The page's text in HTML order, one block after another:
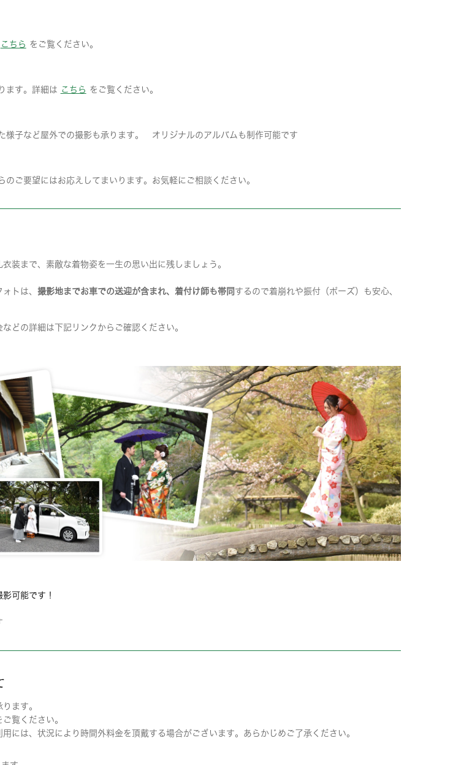
こちら をご覧ください。
ます。詳細は こちら をご覧ください。
様子など屋外での撮影も承ります。 オリジナルのアルバムも制作可能です
のご要望にはお応えしてまいります。お気軽にご相談ください。
装まで、素敵な着物姿を一生の思い出に残しましょう。
トは、 撮影地までお車での送迎が含まれ、着付け師も帯同 するので着崩れや振付（ポーズ）も安心、
どの詳細は下記リンクからご確認ください。
可能です！
ます。
覧ください。
には、状況により時間外料金を頂戴する場合がございます。あらかじめご了承ください。